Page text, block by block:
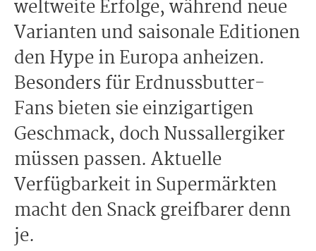
weltweite Erfolge, während neue
Varianten und saisonale Editionen
den Hype in Europa anheizen.
Besonders für Erdnussbutter-
Fans bieten sie einzigartigen
Geschmack, doch Nussallergiker
müssen passen. Aktuelle
Verfügbarkeit in Supermärkten
macht den Snack greifbarer denn
je.